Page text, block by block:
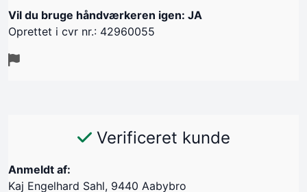
Vil du bruge håndværkeren igen: JA
Oprettet i cvr nr.: 42960055
Verificeret kunde
Anmeldt af:
Kaj Engelhard Sahl, 9440 Aabybro